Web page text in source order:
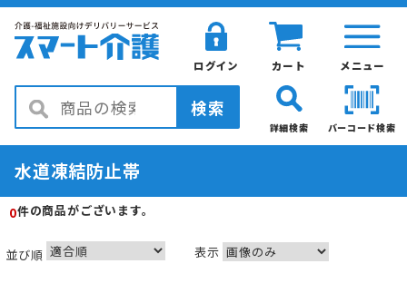
メニュー
カート
ログイン
検索
バーコード検索
詳細検索
水道凍結防止帯
0件の商品がございます。
並び順 表示